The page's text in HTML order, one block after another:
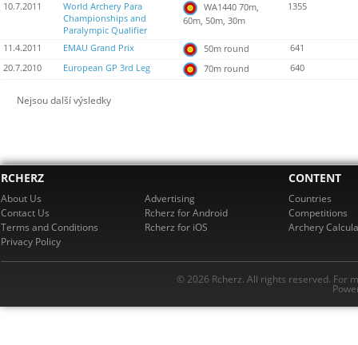
10.7.2011
World Archery Para
Championships and
Paralympic Qualifier
WA1440 70m,
60m, 50m, 30m
1355
11.4.2011 EMAU Grand Prix 50m round
641
20.7.2010
European GP 3rd Leg 70m round 640
Nejsou další výsledky
RCHERZ
About Us
Contact Us
Terms and Conditions
Privacy Policy
Advertising
Rcherz for Android
Rcherz for iOS
CONTENT
Countries
Competitions
Archery
© 2026 Rcherz. All rights reserved. For